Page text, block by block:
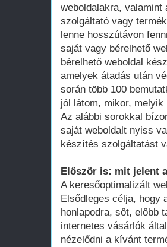
weboldalakra, valamint
szolgáltató vagy
lenne hosszútávon
saját vagy bérelhető
bérelhető weboldal
amelyek átadás után
során több 100
jól látom, mikor, melyik
Az alábbi sorokkal
saját weboldalt nyiss
készítés szolgáltatást
Először is: mit jelent
A keresőoptimalizált
Elsődleges célja, hogy
honlapodra, sőt, előbb
internetes vásárlók
nézelődni a kívánt